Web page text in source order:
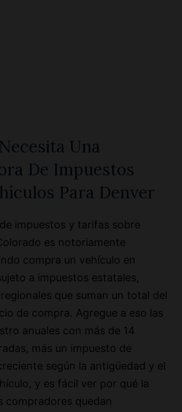
Una
De Impuestos
Para Denver
impuestos y tarifas sobre
es notoriamente
compra un vehículo en
a impuestos estatales,
que suman un total del
de compra. Agregue a eso las
anuales con más de 14
más un impuesto de
según la antigüedad y el
y es fácil ver por qué la
compradores quedan